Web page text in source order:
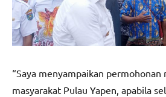
“Saya menyampaikan permohonan
masyarakat Pulau Yapen, apabila